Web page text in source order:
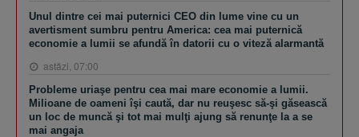
Unul dintre cei mai puternici CEO din lume vine cu un
avertisment sumbru pentru America: cea mai puternică
economie a lumii se afundă în datorii cu o viteză alarmantă
astăzi, 07:00
Probleme uriaşe pentru cea mai mare economie a lumii.
Milioane de oameni îşi caută, dar nu reuşesc să-şi găsească
un loc de muncă şi tot mai mulţi ajung să renunţe la a se
mai angaja